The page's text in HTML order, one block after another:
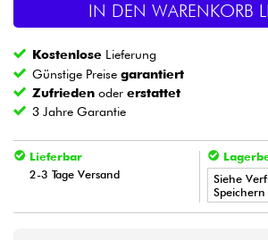
Blasinstrumente
Kinder
IN DEN WARENKORB
Kostenlose Lieferung
Günstige Preisegarantiert
Zufrieden odererstattet
3 Jahre Garantie
Lieferbar
2-3 Tage Versand
Siehe
Speichern